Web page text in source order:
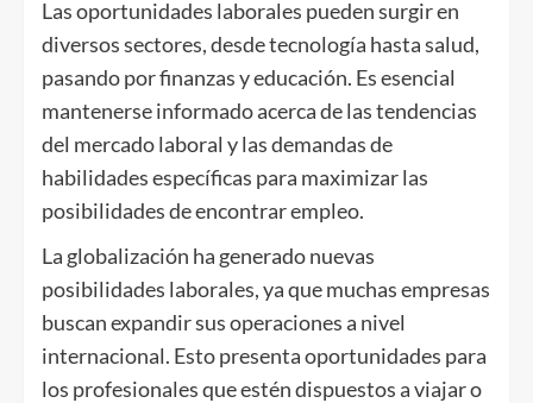
Las oportunidades laborales pueden surgir en
diversos sectores, desde tecnología hasta salud,
pasando por finanzas y educación. Es esencial
mantenerse informado acerca de las tendencias
del mercado laboral y las demandas de
habilidades específicas para maximizar las
posibilidades de encontrar empleo.
La globalización ha generado nuevas
posibilidades laborales, ya que muchas empresas
buscan expandir sus operaciones a nivel
internacional. Esto presenta oportunidades para
los profesionales que estén dispuestos a viajar o